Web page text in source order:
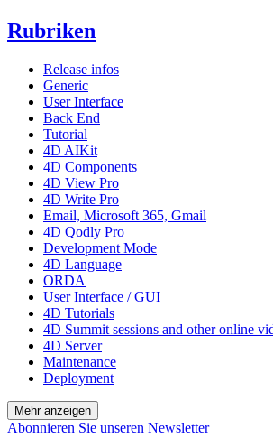
Rubriken
Release infos
Generic
User Interface
Back End
Tutorial
4D AIKit
4D Components
4D View Pro
4D Write Pro
Email, Microsoft 365, Gmail
4D Qodly Pro
Development Mode
4D Language
ORDA
User Interface / GUI
4D Tutorials
4D Summit sessions and other online
4D Server
Maintenance
Deployment
Mehr anzeigen
Abonnieren Sie unseren Newsletter